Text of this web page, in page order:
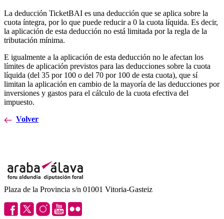
La deducción TicketBAI es una deducción que se aplica sobre la
cuota íntegra, por lo que puede reducir a 0 la cuota líquida. Es decir,
la aplicación de esta deducción no está limitada por la regla de la
tributación mínima.
E igualmente a la aplicación de esta deducción no le afectan los
límites de aplicación previstos para las deducciones sobre la cuota
líquida (del 35 por 100 o del 70 por 100 de esta cuota), que sí
limitan la aplicación en cambio de la mayoría de las deducciones por
inversiones y gastos para el cálculo de la cuota efectiva del
impuesto.
Volver
Plaza de la Provincia s/n 01001 Vitoria-Gasteiz